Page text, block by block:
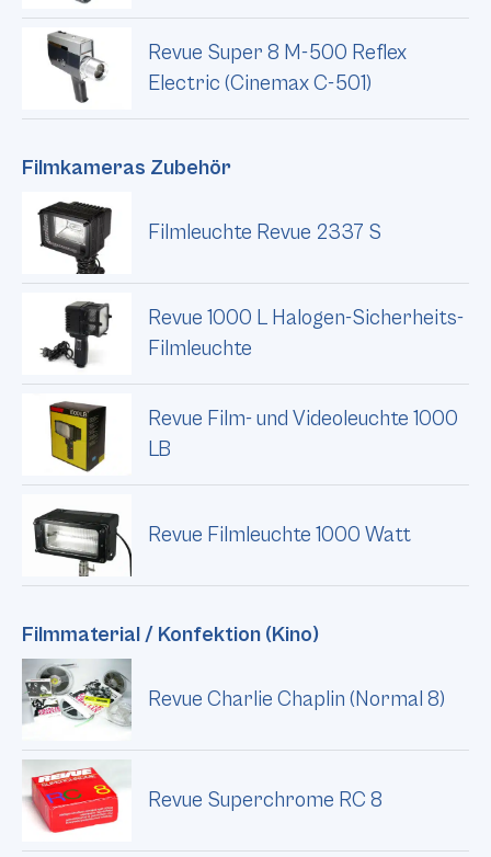
Revue Super 8 M-500 Reflex
Electric (Cinemax C-501)
Filmkameras Zubehör
Filmleuchte Revue 2337 S
Revue 1000 L Halogen-Sicherheits-
Filmleuchte
Revue Film- und Videoleuchte 1000
LB
Revue Filmleuchte 1000 Watt
Filmmaterial / Konfektion (Kino)
Revue Charlie Chaplin (Normal 8)
Revue Superchrome RC 8